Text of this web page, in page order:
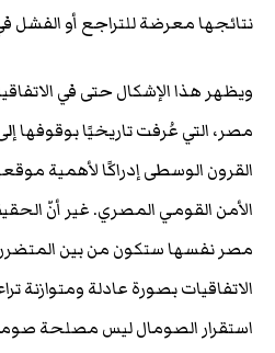
نتائجها معرضة للتراجع أو الفشل
ويظهر هذا الإشكال حتى في
مصر، التي عُرفت تاريخيًا بوقوفها
القرون الوسطى إدراكًا لأهمية
الأمن القومي المصري. غير أنّ
مصر نفسها ستكون من بين
الاتفاقيات بصورة عادلة ومتوازنة
استقرار الصومال ليس مصلحة